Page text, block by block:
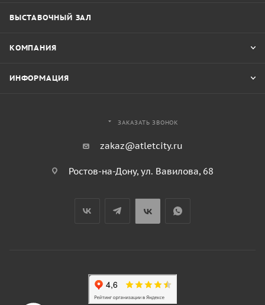
ВЫСТАВОЧНЫЙ ЗАЛ
КОМПАНИЯ
ИНФОРМАЦИЯ
ЗАКАЗАТЬ ЗВОНОК
zakaz@atletcity.ru
Ростов-на-Дону, ул. Вавилова, 68